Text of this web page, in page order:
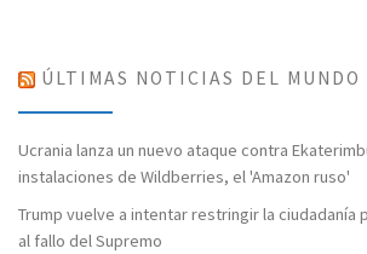
ÚLTIMAS NOTICIAS DEL MUNDO
Ucrania lanza un nuevo ataque contra
instalaciones de Wildberries, el 'Amazon ruso'
Trump vuelve a intentar restringir la ciudadanía
al fallo del Supremo